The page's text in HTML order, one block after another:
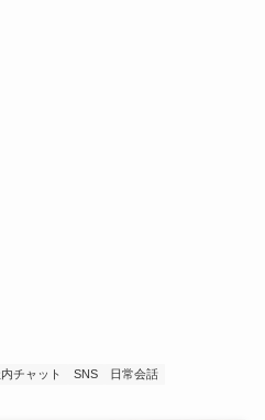
チャット
SNS 日常会話